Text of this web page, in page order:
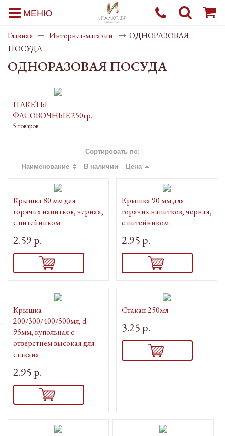
МЕНЮ
Главная Интернет-магазин
ОДНОРАЗОВАЯ
ПОСУДА
ОДНОРАЗОВАЯ ПОСУДА
ПАКЕТЫ
ФАСОВОЧНЫЕ 250гр.
5 товаров
Сортировать по:
Наименование
В наличии Цена
Крышка 80 мм для
горячих напитков, черная,
с питейником
2.59 р.
Крышка 90 мм для
горячих напитков, черная,
с питейником
2.95 р.
Крышка
200/300/400/500мл, d-
95мм, купольная с
отверстием высокая для
стакана
2.95 р.
Стакан 250мл
3.25 р.